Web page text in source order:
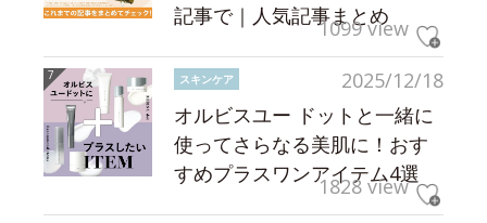
記事で｜人気記事まとめ
1099 view
2025/12/18
スキンケア
オルビスユー ドットと一緒に
使ってさらなる美肌に！おす
すめプラスワンアイテム4選
1828 view